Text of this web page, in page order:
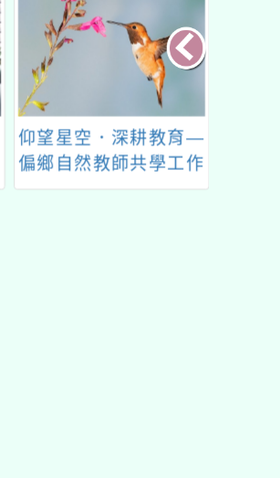
仰望星空．深耕教育—
偏鄉自然教師共學工作
坊